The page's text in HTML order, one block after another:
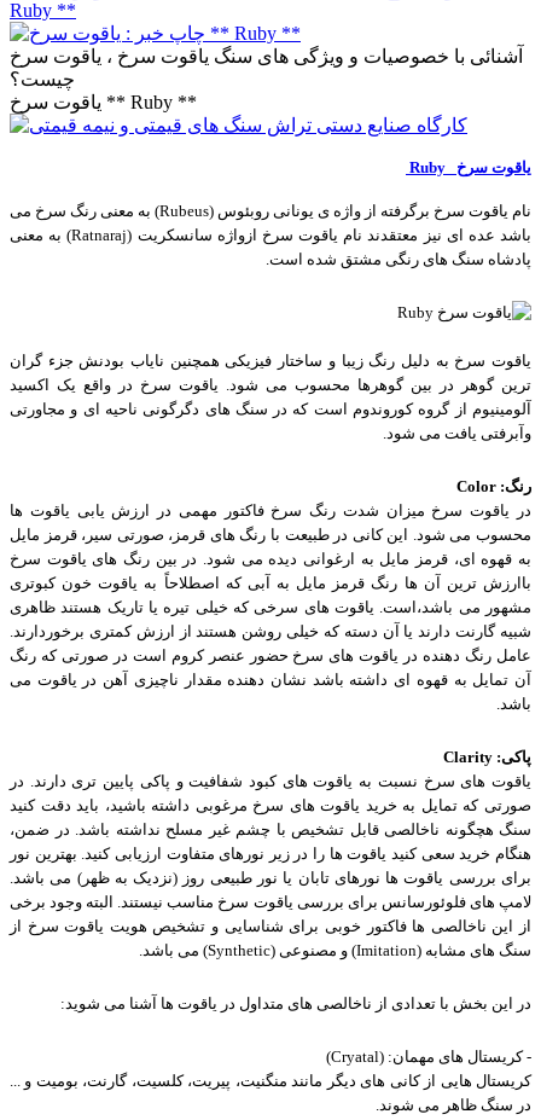
Ruby **
آشنائی با خصوصیات و ویژگی های سنگ یاقوت سرخ ، یاقوت سرخ
چیست؟
یاقوت سرخ ** Ruby **
یاقوت سرخ Ruby
نام یاقوت سرخ برگرفته از واژه ی یونانی روبئوس (Rubeus) به معنی رنگ سرخ می
باشد عده ای نیز معتقدند نام یاقوت سرخ ازواژه سانسکریت (Ratnaraj) به معنی
پادشاه سنگ های رنگی مشتق شده است
یاقوت سرخ به دلیل رنگ زیبا و ساختار فیزیکی همچنین نایاب بودنش جزء گران
ترین گوهر در بین گوهرها محسوب می شود. یاقوت سرخ در واقع یک اکسید
آلومینیوم از گروه کوروندوم است که در سنگ های دگرگونی ناحیه ای و مجاورتی
وآبرفتی یافت می شود
رنگColor :
در یاقوت سرخ میزان شدت رنگ سرخ فاکتور مهمی در ارزش یابی یاقوت ها
محسوب می شود. این کانی در طبیعت با رنگ های قرمز، صورتی سیر، قرمز مایل
به قهوه ای، قرمز مایل به ارغوانی دیده می شود. در بین رنگ های یاقوت سرخ
باارزش ترین آن ها رنگ قرمز مایل به آبی که اصطلاحاً به یاقوت خون کبوتری
مشهور می باشد،است. یاقوت های سرخی که خیلی تیره یا تاریک هستند ظاهری
شبیه گارنت دارند یا آن دسته که خیلی روشن هستند از ارزش کمتری برخوردارند.
عامل رنگ دهنده در یاقوت های سرخ حضور عنصر کروم است در صورتی که رنگ
آن تمایل به قهوه ای داشته باشد نشان دهنده مقدار ناچیزی آهن در یاقوت می
باشد
پاکیClarity :
یاقوت های سرخ نسبت به یاقوت های کبود شفافیت و پاکی پایین تری دارند. در
صورتی که تمایل به خرید یاقوت های سرخ مرغوبی داشته باشید، باید دقت کنید
سنگ هچگونه ناخالصی قابل تشخیص با چشم غیر مسلح نداشته باشد. در ضمن،
هنگام خرید سعی کنید یاقوت ها را در زیر نورهای متفاوت ارزیابی کنید. بهترین نور
برای بررسی یاقوت ها نورهای تابان یا نور طبیعی روز (نزدیک به ظهر) می باشد.
لامپ های فلوئورسانس برای بررسی یاقوت سرخ مناسب نیستند. البته وجود برخی
از این ناخالصی ها فاکتور خوبی برای شناسایی و تشخیص هویت یاقوت سرخ از
سنگ های مشابه (Imitation) و مصنوعی (Synthetic) می باشد
در این بخش با تعدادی از ناخالصی های متداول در یاقوت ها آشنا می شوید :
-کریستال های مهمان(Cryatal) :
کریستال هایی از کانی های دیگر مانند منگنیت، پیریت، کلسیت، گارنت، بومیت و ...
در سنگ ظاهر می شوند